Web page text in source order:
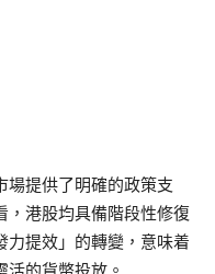
場提供了明確的政策支
，港股均具備階段性修復
力提效」的轉變，意味着